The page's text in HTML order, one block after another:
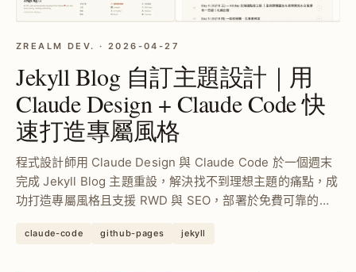
ZREALM DEV. · 2026-04-27
Jekyll Blog 自訂主題設計｜用
Claude Design + Claude Code 快
速打造專屬風格
程式設計師用 Claude Design 與 Claude Code 於一個週末
完成 Jekyll Blog 主題重設，解決找不到理想主題的痛點，成
功打造專屬風格且支援 RWD 與 SEO，部署於免費可靠的
claude-code github-pages jekyll